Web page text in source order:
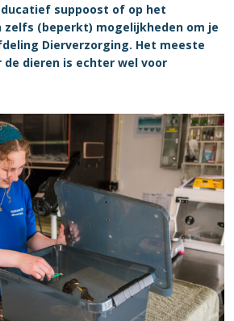
suppoost of op het
zelfs (beperkt) mogelijkheden om je
Dierverzorging. Het meeste
dieren is echter wel voor